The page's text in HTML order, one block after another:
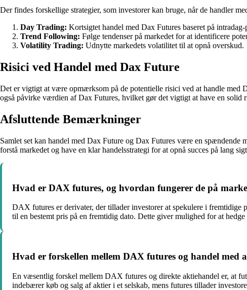
Der findes forskellige strategier, som investorer kan bruge, når de handler
Day Trading: Kortsigtet handel med Dax Futures baseret på
Trend Following: Følge tendenser på markedet for at identificere
Volatility Trading: Udnytte markedets volatilitet til at opnå overskud.
Risici ved Handel med Dax Future
Det er vigtigt at være opmærksom på de potentielle risici ved at handle med
også påvirke værdien af Dax Futures, hvilket gør det vigtigt at have en solid
Afsluttende Bemærkninger
Samlet set kan handel med Dax Future og Dax Futures være en
forstå markedet og have en klar handelsstrategi for at opnå succes på lang
Hvad er DAX futures, og hvordan fungerer de på
DAX futures er derivater, der tillader investorer at spekulere i
til en bestemt pris på en fremtidig dato. Dette giver mulighed for at
Hvad er forskellen mellem DAX futures og handel med
En væsentlig forskel mellem DAX futures og direkte aktiehandel er, at
indebærer køb og salg af aktier i et selskab, mens futures tillader